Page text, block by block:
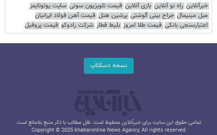
خبرآنلاین راه نو آنلاین بازی آنلاین قیمت تلویزیون سونی سایت یوتوتایمز
مبل مینیمال جراح بینی گوشتی پرشین هتل قیمت آهن فولاد ایرانیان
اعتبارسنجی بانکی قیمت طلا امروز بلیط قطار شرکت رادوکو قیمت پروفیل
نسخه دسکتاپ
تمامی حقوق این سایت برای خبرآنلاین محفوظ است. نقل مطالب با ذکر منبع بلامانع است.
Copyright © 2025 khabaronline News Agancy, All rights reserved